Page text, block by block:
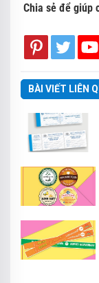
Chia sẻ để giúp
BÀI VIẾT LIÊN